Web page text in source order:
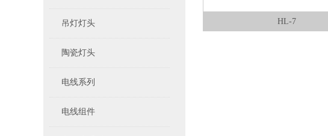
吊灯灯头
陶瓷灯头
电线系列
电线组件
HL-7